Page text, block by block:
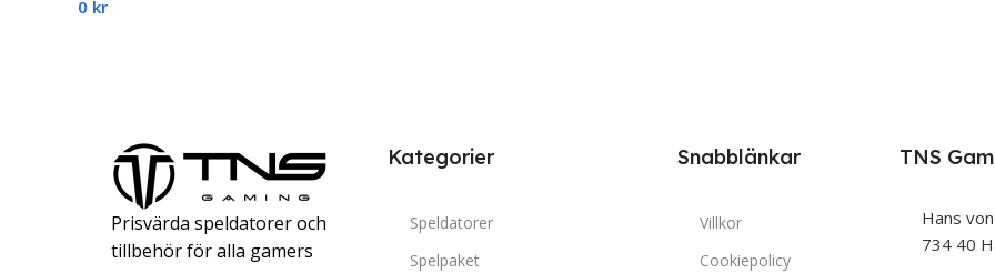
0 kr
Prisvärda speldatorer och
tillbehör för alla gamers
Kategorier
Speldatorer
Spelpaket
Snabblänkar
Villkor
Cookiepolicy
TNS
Hans
734 40